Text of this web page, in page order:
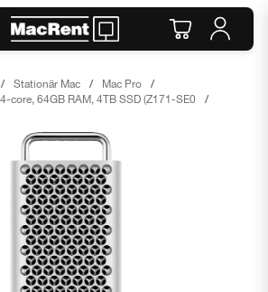
Stationär Mac
Mac Pro
core, 64GB RAM, 4TB SSD (Z171-SE0